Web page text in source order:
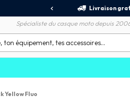
Livraison
Spécialiste du casque moto depuis
Yellow Fluo